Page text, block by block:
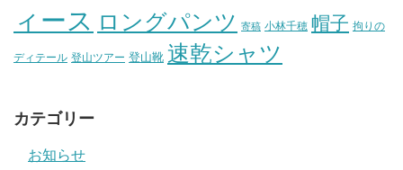
ィース ロングパンツ 寄稿 小林千穂 帽子 拘りの
ディテール 登山ツアー 登山靴 速乾シャツ
カテゴリー
お知らせ